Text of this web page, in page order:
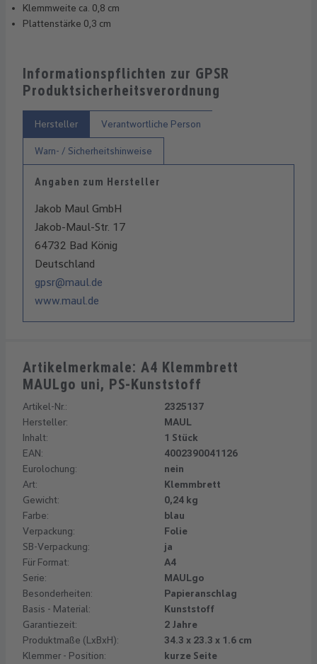
Klemmweite ca. 0,8 cm
Plattenstärke 0,3 cm
Informationspflichten zur GPSR
Produktsicherheitsverordnung
Hersteller Verantwortliche Person
Warn- / Sicherheitshinweise
Angaben zum Hersteller
Jakob Maul GmbH
Jakob-Maul-Str. 17
64732 Bad König
Deutschland
gpsr@maul.de
www.maul.de
Artikelmerkmale: A4 Klemmbrett
MAULgo uni, PS-Kunststoff
Artikel-Nr.:
2325137
Hersteller:
MAUL
Inhalt:
1 Stück
EAN:
4002390041126
Eurolochung:
nein
Art:
Klemmbrett
Gewicht:
0,24 kg
Farbe:
blau
Verpackung:
Folie
SB-Verpackung:
ja
Für Format:
A4
Serie:
MAULgo
Besonderheiten:
Papieranschlag
Basis - Material:
Kunststoff
Garantiezeit:
2 Jahre
Produktmaße (LxBxH):
34.3 x 23.3 x 1.6 cm
Klemmer - Position:
kurze Seite